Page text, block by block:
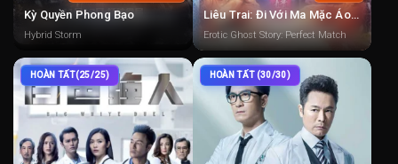
Kỳ Quyền Phong Bạo
Hybrid Storm
Liêu Trai: Đi Với Ma Mặc Áo Giấy
Erotic Ghost Story: Perfect Match
HOÀN TẤT(25/25) HOÀN TẤT (30/30)